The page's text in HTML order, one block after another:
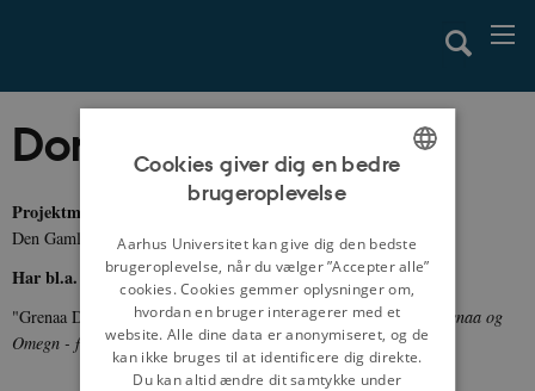
Doron Haahr
Projektmedarbejder, cand.mag.
Den Gamle By
Har bl.a. skrevet:
"Grenaa Dampvæveri. Gemt eller glemt historie?", i årbogen
Grenaa og
Omegn - før og nu (2007).
DANISH
Cookies giver dig en bedre
brugeroplevelse
Aarhus Universitet kan give dig den bedste
brugeroplevelse, når du vælger ”Accepter alle”
cookies. Cookies gemmer oplysninger om,
hvordan en bruger interagerer med et
website. Alle dine data er anonymiseret, og de
kan ikke bruges til at identificere dig direkte.
Du kan altid ændre dit samtykke under